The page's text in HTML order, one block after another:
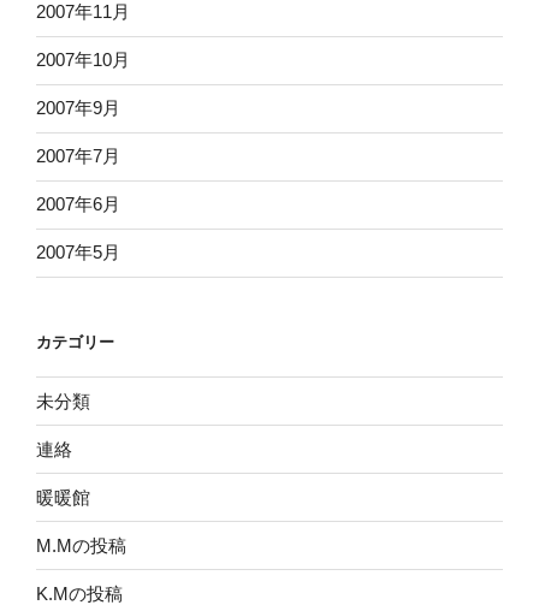
2007年11月
2007年10月
2007年9月
2007年7月
2007年6月
2007年5月
カテゴリー
未分類
連絡
暖暖館
M.Mの投稿
K.Mの投稿